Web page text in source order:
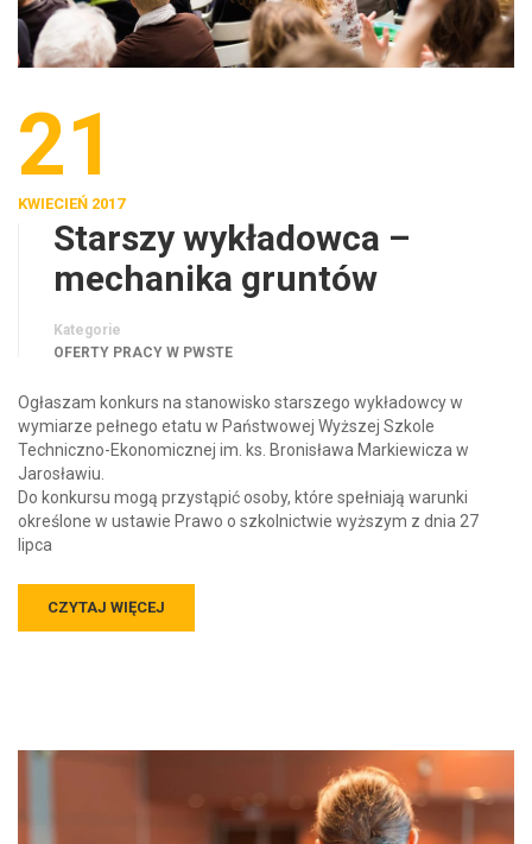
21
KWIECIEŃ 2017
Starszy wykładowca –
mechanika gruntów
Kategorie
OFERTY PRACY W PWSTE
Ogłaszam konkurs na stanowisko starszego wykładowcy w
wymiarze pełnego etatu w Państwowej Wyższej Szkole
Techniczno-Ekonomicznej im. ks. Bronisława Markiewicza w
Jarosławiu.
Do konkursu mogą przystąpić osoby, które spełniają warunki
określone w ustawie Prawo o szkolnictwie wyższym z dnia 27
lipca
CZYTAJ WIĘCEJ